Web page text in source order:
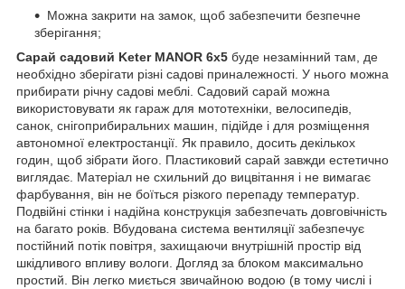
Можна закрити на замок, щоб забезпечити безпечне
зберігання;
Сарай садовий Keter MANOR 6x5 буде незамінний там, де
необхідно зберігати різні садові приналежності. У нього можна
прибирати річну садові меблі. Садовий сарай можна
використовувати як гараж для мототехніки, велосипедів,
санок, снігоприбиральних машин, підійде і для розміщення
автономної електростанції. Як правило, досить декількох
годин, щоб зібрати його. Пластиковий сарай завжди естетично
виглядає. Матеріал не схильний до вицвітання і не вимагає
фарбування, він не боїться різкого перепаду температур.
Подвійні стінки і надійна конструкція забезпечать довговічність
на багато років. Вбудована система вентиляції забезпечує
постійний потік повітря, захищаючи внутрішній простір від
шкідливого впливу вологи. Догляд за блоком максимально
простий. Він легко миється звичайною водою (в тому числі і